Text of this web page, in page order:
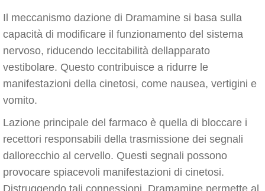
Il meccanismo dazione di Dramamine si basa sulla
capacità di modificare il funzionamento del sistema
nervoso, riducendo leccitabilità dellapparato
vestibolare. Questo contribuisce a ridurre le
manifestazioni della cinetosi, come nausea, vertigini e
vomito.
Lazione principale del farmaco è quella di bloccare i
recettori responsabili della trasmissione dei segnali
dallorecchio al cervello. Questi segnali possono
provocare spiacevoli manifestazioni di cinetosi.
Distruggendo tali connessioni, Dramamine permette al